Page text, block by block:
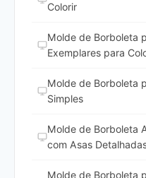
Colorir
Molde de Borboleta
Exemplares para
Molde de Borboleta
Simples
Molde de Borboleta
com Asas
Molde de Borboleta